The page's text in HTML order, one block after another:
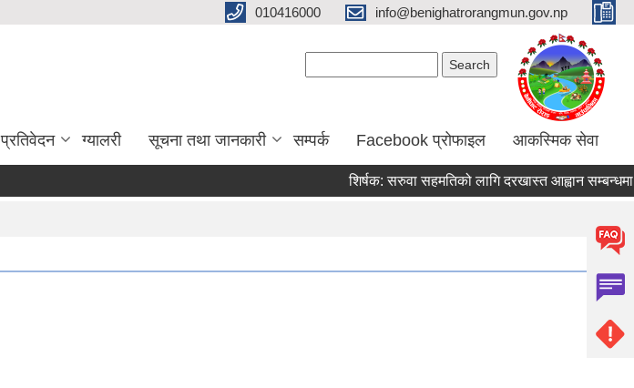
010416000 info@benighatrorangmun.gov.np
प्रतिवेदन ग्यालरी सूचना तथा जानकारी सम्पर्क Facebook प्रोफाइल आकस्मिक सेवा
शिर्षक:सरुवा सहमतिको लागि दरखास्त आह्वान सम्बन्धमा ।